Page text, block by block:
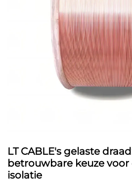
LT CABLE's gelaste
betrouwbare keuze voor
isolatie